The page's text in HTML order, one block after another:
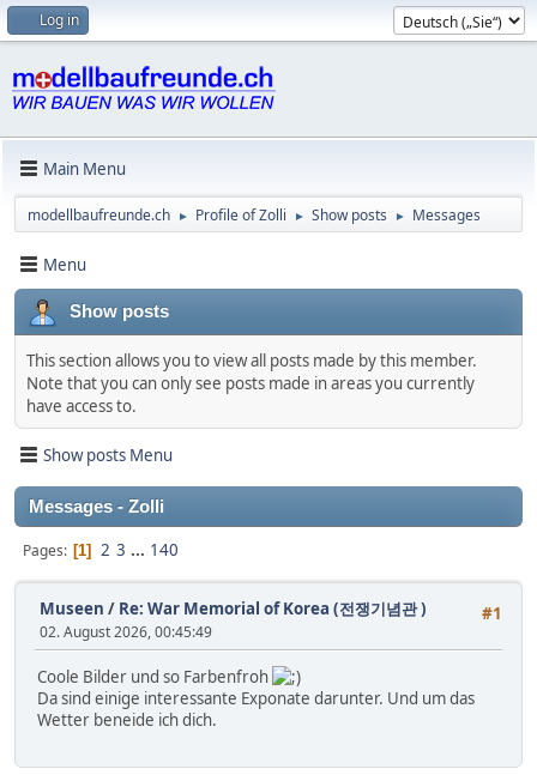
Log in
Main Menu
modellbaufreunde.ch ► Profile of Zolli ► Show posts ► Messages
Menu
Show posts
This section allows you to view all posts made by this member.
Note that you can only see posts made in areas you currently
have access to.
Show posts Menu
Messages - Zolli
Pages 1 2 3 ... 140
#1
Museen / Re: War Memorial of Korea (전쟁기념관 )
02. August 2026, 00:45:49
Coole Bilder und so Farbenfroh
Da sind einige interessante Exponate darunter. Und um das
Wetter beneide ich dich.